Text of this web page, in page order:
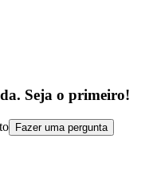
Seja o primeiro!
Fazer uma pergunta